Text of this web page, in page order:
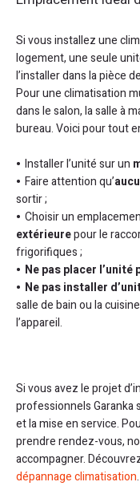
Si vous installez une
logement, une seule
l’installer dans la pièce
Pour une climatisation
dans le salon, la salle à
bureau. Voici pour tout
Installer l’unité sur un
Faire attention qu’
sortir ;
Choisir un
extérieurepour le
frigorifiques ;
Ne pas placer l’unité
Ne pas installer
salle de bain ou la
l’appareil.
Si vous avez le projet
professionnels Garanka
et la mise en service.
prendre rendez-vous,
accompagner.
dépannage climatisation.